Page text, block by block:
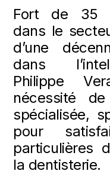
Fort de 35
dans le
d’une
dans
Philippe
nécessité
spécialisée,
pour
particulières
la dentisterie.